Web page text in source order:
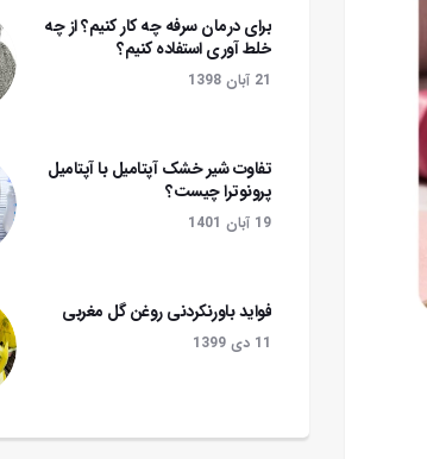
برای درمان سرفه چه کار کنیم؟ از چه
خلط آوری استفاده کنیم؟
21 آبان 1398
تفاوت شیر خشک آپتامیل با آپتامیل
پرونوترا چیست؟
19 آبان 1401
فواید باورنکردنی روغن گل مغربی
11 دی 1399